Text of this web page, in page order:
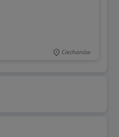
Ciechanów